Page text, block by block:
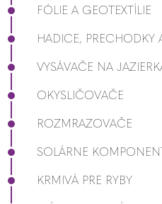
FÓLIE A GEOTEXTÍLIE
HADICE, PRECHODKY
VYSÁVAČE NA
OKYSLIČOVAČE
ROZMRAZOVAČE
SOLÁRNE
KRMIVÁ PRE RYBY